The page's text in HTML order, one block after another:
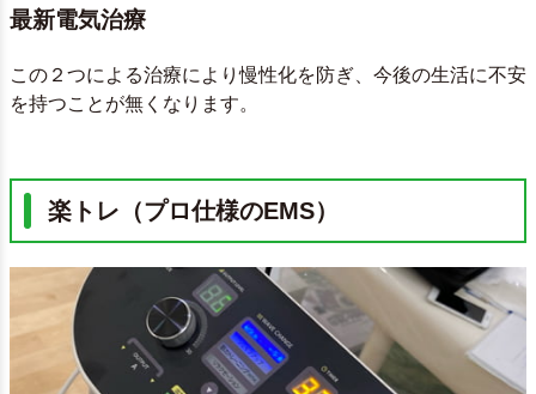
最新電気治療
この２つによる治療により慢性化を防ぎ、今後の生活に不安
を持つことが無くなります。
楽トレ（プロ仕様のEMS）